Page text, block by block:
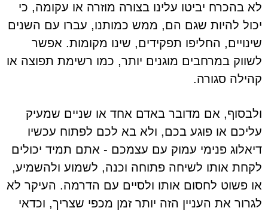
לא בהכרח יביטו עלינו בצורה מוזרה או עקומה, כי
יכול להיות שגם הם, ממש כמותנו, עברו עם השנים
שינויים, החליפו תפקידים, שינו מקומות. אפשר
לשווק במרחבים מוגנים יותר, כמו רשימת תפוצה או
קהילה סגורה.
ולבסוף, אם מדובר באדם אחד או שניים שמעיק
עליכם או פוגע בכם, ולא בא לכם לפתוח עכשיו
דיאלוג פנימי עמוק עם עצמכם - אתם תמיד יכולים
לקחת אותו לשיחה פתוחה וכנה, לשמוע ולהשמיע,
או פשוט לחסום אותו ולסיים עם הדרמה. העיקר לא
לגרור את העניין הזה יותר זמן מכפי שצריך, וכדאי